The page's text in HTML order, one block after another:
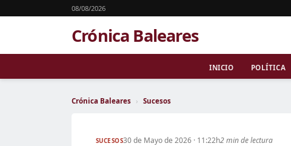
08/08/2026
Crónica Baleares
INICIO POLÍTICA
Crónica Baleares › Sucesos
SUCESOS30 de Mayo de 2026 · 11:22h2 min de lectura